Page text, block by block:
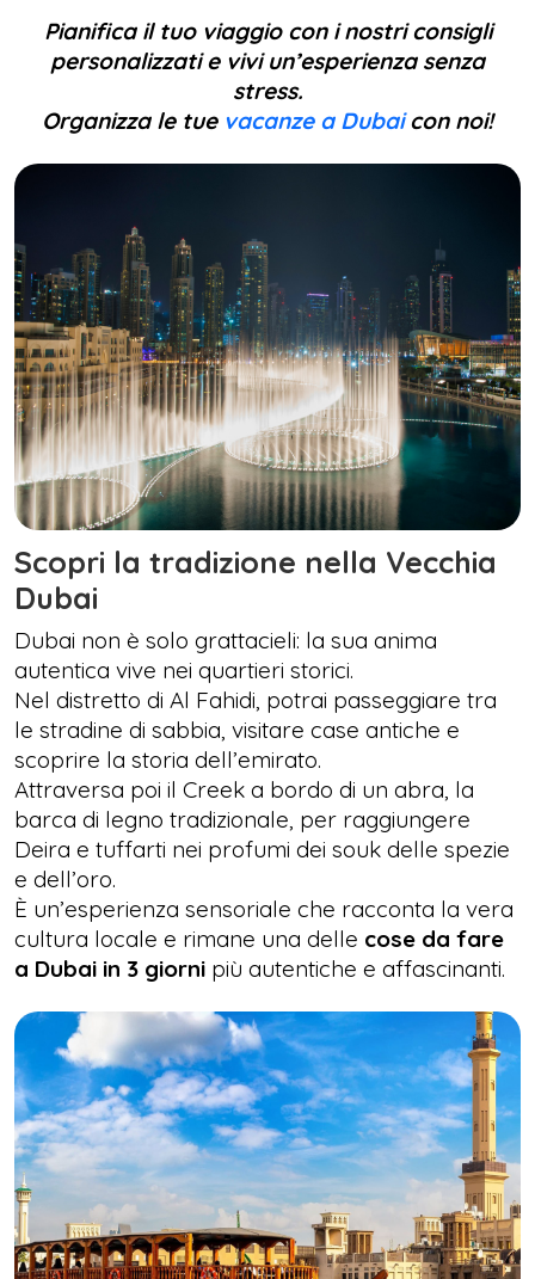
Pianifica il tuo viaggio con i nostri consigli
personalizzati e vivi un’esperienza senza
stress.
Organizza le tue vacanze a Dubaicon noi!
Scopri la tradizione nella Vecchia
Dubai
Dubai non è solo grattacieli: la sua anima
autentica vive nei quartieri storici.
Nel distretto di Al Fahidi, potrai passeggiare tra
le stradine di sabbia, visitare case antiche e
scoprire la storia dell’emirato.
Attraversa poi il Creek a bordo di un abra, la
barca di legno tradizionale, per raggiungere
Deira e tuffarti nei profumi dei souk delle spezie
e dell’oro.
È un’esperienza sensoriale che racconta la vera
cultura locale e rimane una delle cose da fare
a Dubai in 3 giorni più autentiche e affascinanti.